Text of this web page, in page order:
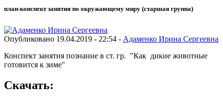
план-конспект занятия по окружающему миру (старшая группа)
Опубликовано 19.04.2019 - 22:54 - Адаменко Ирина Сергеевна
Конспект занятия познание в ст. гр. "Как дикие животные
готовится к зиме"
Скачать: